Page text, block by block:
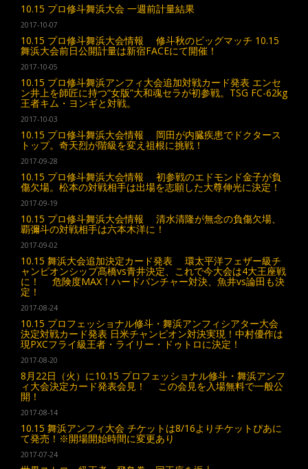
10.15 プロ修斗舞浜大会 一週前計量結果
2017-10-07
10.15 プロ修斗舞浜大会情報 修斗秋のビッグマッチ 10.15
舞浜大会前日公開計量は新宿FACEにて開催！
2017-10-05
10.15 プロ修斗舞浜アンフィ大会追加対戦カード発表 エンセ
ン井上を師匠に持つ“女版”大和魂セラが初参戦。TSG FC-62kg
王者キム・ヨンギと対戦。
2017-10-03
10.15 プロ修斗舞浜大会情報 岡田が内臓疾患でドクタース
トップ。奇天烈が階級を変え祖根に挑戦！
2017-09-28
10.15 プロ修斗舞浜大会情報 初参戦のエドモンド金子が負
傷欠場。松本の対戦相手は出場を志願した大尊伸光に決定！
2017-09-19
10.15 プロ修斗舞浜大会情報 清水清隆が無念の負傷欠場、
覇彌斗の対戦相手は六本木洋に！
2017-09-02
10.15 舞浜大会追加決定カード発表 環太平洋フェザー級チ
ャンピオンシップ髙橋vs青井決定、これで今大会は4大王座戦
に！ 危険度MAX！ハードパンチャー対決、魚井vs論田も決
定！
2017-08-24
10.15 プロフェッショナル修斗・舞浜アンフィシアター大会
決定対戦カード発表 日米チャンピオン対決実現！中村優作は
現PXCフライ級王者・ライリー・ドゥトロに決定！
2017-08-20
8月22日（火）に10.15 プロフェッショナル修斗・舞浜アンフ
ィ大会決定カード発表会見！ この会見を入場無料で一般公
開！
2017-08-14
10.15 舞浜アンフィ大会 チケットは8/16よりチケットぴあに
て発売！※開場開始時間に変更あり
2017-07-24